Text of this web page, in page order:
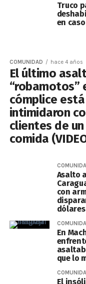
Truco
en
COMUNIDAD hace 4 años
El último
“robamotos”
cómplice
intimidaron
clientes de
comida
Asalto
con
dólares
En
que lo
El